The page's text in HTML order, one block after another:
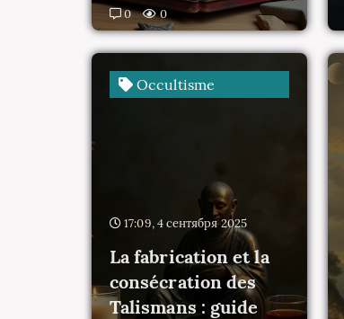
0 0
Occultisme
17:09, 4 сентября 2025
La fabrication et la
consécration des
Talismans : guide